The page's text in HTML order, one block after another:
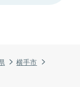
横手市